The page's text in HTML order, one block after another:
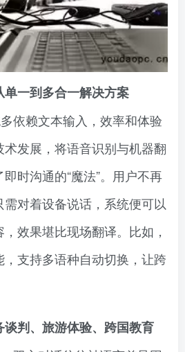
一到多合一解决方案
依赖文本输入，效率和体验
发展，将语音识别与机器翻
时沟通的“魔法”。用户不再
对着设备说话，系统便可以
效果堪比现场翻译。比如，
支持多语种自动切换，让跨
判、旅游体验、跨国教育